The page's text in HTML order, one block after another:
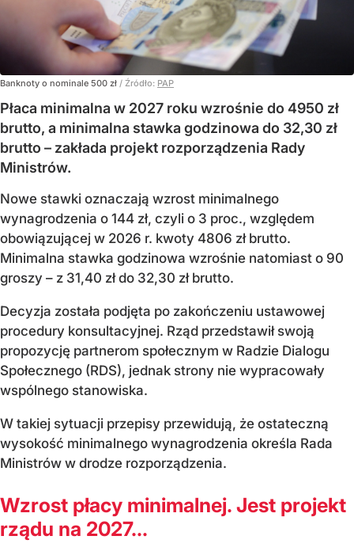
Banknoty o nominale 500 zł / Źródło: PAP
Płaca minimalna w 2027 roku wzrośnie do 4950 zł
brutto, a minimalna stawka godzinowa do 32,30 zł
brutto – zakłada projekt rozporządzenia Rady
Ministrów.
Nowe stawki oznaczają wzrost minimalnego
wynagrodzenia o 144 zł, czyli o 3 proc., względem
obowiązującej w 2026 r. kwoty 4806 zł brutto.
Minimalna stawka godzinowa wzrośnie natomiast o 90
groszy – z 31,40 zł do 32,30 zł brutto.
Decyzja została podjęta po zakończeniu ustawowej
procedury konsultacyjnej. Rząd przedstawił swoją
propozycję partnerom społecznym w Radzie Dialogu
Społecznego (RDS), jednak strony nie wypracowały
wspólnego stanowiska.
W takiej sytuacji przepisy przewidują, że ostateczną
wysokość minimalnego wynagrodzenia określa Rada
Ministrów w drodze rozporządzenia.
Wzrost płacy minimalnej. Jest projekt
rządu na 2027...